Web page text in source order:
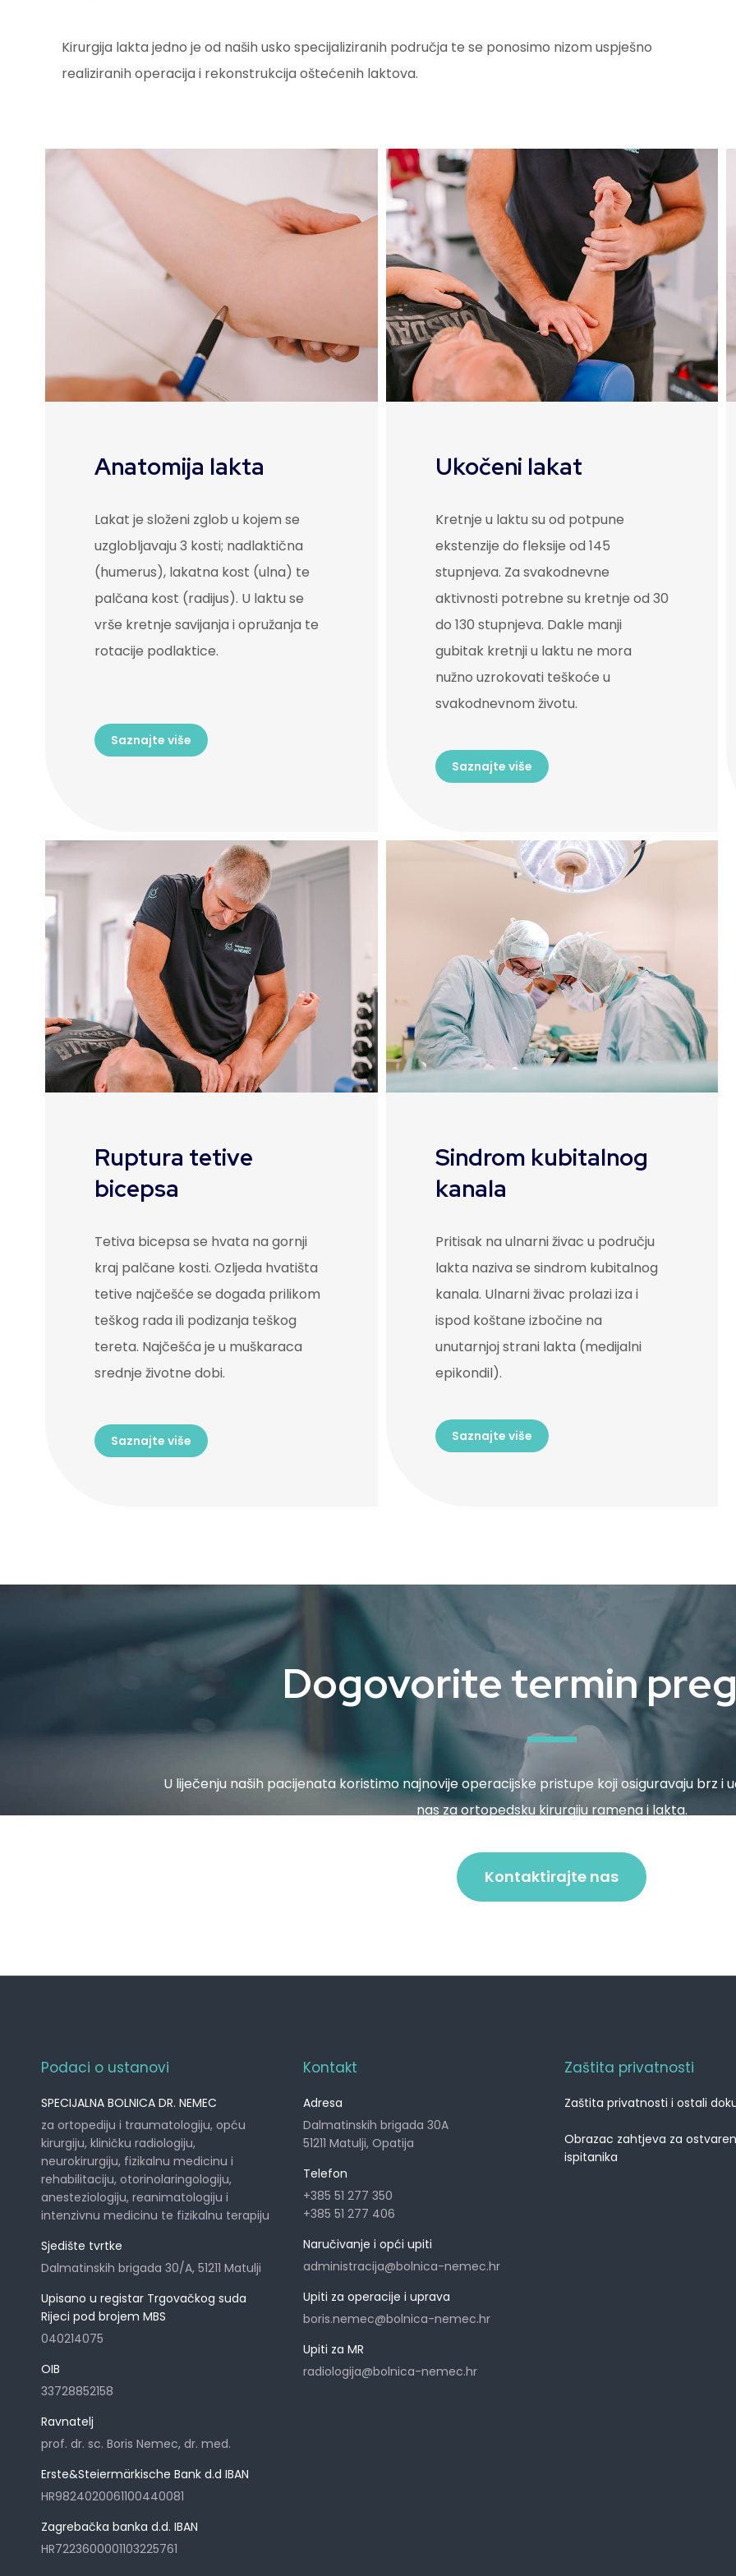
Kirurgija lakta jedno je od naših usko specijaliziranih područja te se ponosimo nizom uspješno
realiziranih operacija i rekonstrukcija oštećenih laktova.
Anatomija lakta
Lakat je složeni zglob u kojem se
uzglobljavaju 3 kosti; nadlaktična
(humerus), lakatna kost (ulna) te
palčana kost (radijus). U laktu se
vrše kretnje savijanja i opružanja te
rotacije podlaktice.
Saznajte više
Ukočeni lakat
Kretnje u laktu su od potpune
ekstenzije do fleksije od 145
stupnjeva. Za svakodnevne
aktivnosti potrebne su kretnje od 30
do 130 stupnjeva. Dakle manji
gubitak kretnji u laktu ne mora
nužno uzrokovati teškoće u
svakodnevnom životu.
Saznajte više
Ruptura tetive
bicepsa
Tetiva bicepsa se hvata na gornji
kraj palčane kosti. Ozljeda hvatišta
tetive najčešće se događa prilikom
teškog rada ili podizanja teškog
tereta. Najčešća je u muškaraca
srednje životne dobi.
Saznajte više
Sindrom kubitalnog
kanala
Pritisak na ulnarni živac u području
lakta naziva se sindrom kubitalnog
kanala. Ulnarni živac prolazi iza i
ispod koštane izbočine na
unutarnjoj strani lakta (medijalni
epikondil).
Saznajte više
Dogovorite termin
U liječenju naših pacijenata koristimo najnovije operacijske pristupe koji osiguravaju brz
nas za ortopedsku kirurgiju ramena i lakta.
Kontaktirajte nas
Podaci o ustanovi
SPECIJALNA BOLNICA DR. NEMEC
za ortopediju i traumatologiju, opću
kirurgiju, kliničku radiologiju,
neurokirurgiju, fizikalnu medicinu i
rehabilitaciju, otorinolaringologiju,
anesteziologiju, reanimatologiju i
intenzivnu medicinu te fizikalnu terapiju
Sjedište tvrtke
Dalmatinskih brigada 30/A, 51211 Matulji
Upisano u registar Trgovačkog suda
Rijeci pod brojem MBS
040214075
OIB
33728852158
Ravnatelj
prof. dr. sc. Boris Nemec, dr. med.
Erste&Steiermärkische Bank d.d IBAN
HR9824020061100440081
Zagrebačka banka d.d. IBAN
HR7223600001103225761
Kontakt
Adresa
Dalmatinskih brigada 30A
51211 Matulji, Opatija
Telefon
+385 51 277 350
+385 51 277 406
Naručivanje i opći upiti
administracija@bolnica-nemec.hr
Upiti za operacije i uprava
boris.nemec@bolnica-nemec.hr
Upiti za MR
radiologija@bolnica-nemec.hr
Zaštita privatnosti
Zaštita privatnosti i ostali
Obrazac zahtjeva za
ispitanika